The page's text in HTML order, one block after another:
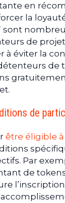
en
la
sont
de
à éviter la
de
de
être éligible
Par
de